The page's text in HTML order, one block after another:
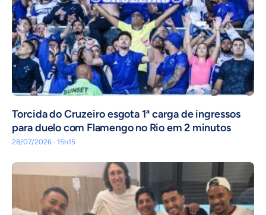
Torcida do Cruzeiro esgota 1ª carga de ingressos
para duelo com Flamengo no Rio em 2 minutos
28/07/2026 · 15h15